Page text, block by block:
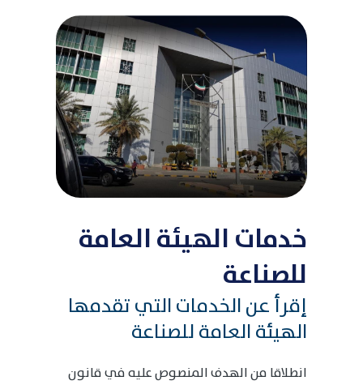
خدمات الهيئة العامة
للصناعة
إقرأ عن الخدمات التي تقدمها
الهيئة العامة للصناعة
انطلاقا من الهدف المنصوص عليه في قانون